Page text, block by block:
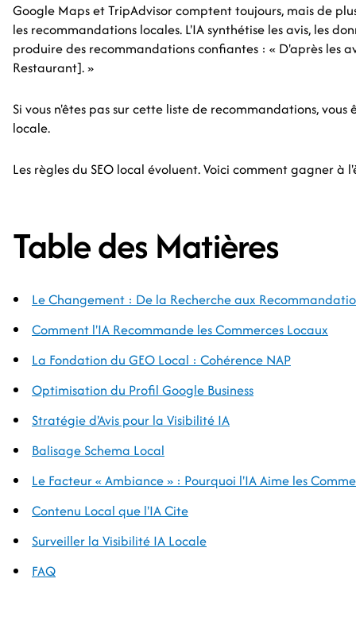
Google Maps et TripAdvisor comptent toujours, mais de
les recommandations locales. L'IA synthétise les avis, les
produire des recommandations confiantes : « D'après les
Restaurant]. »
Si vous n'êtes pas sur cette liste de recommandations,
locale.
Les règles du SEO local évoluent. Voici comment gagner
Table des Matières
Le Changement : De la Recherche aux
Comment l'IA Recommande les Commerces Locaux
La Fondation du GEO Local : Cohérence NAP
Optimisation du Profil Google Business
Stratégie d'Avis pour la Visibilité IA
Balisage Schema Local
Le Facteur « Ambiance » : Pourquoi l'IA Aime les
Contenu Local que l'IA Cite
Surveiller la Visibilité IA Locale
FAQ